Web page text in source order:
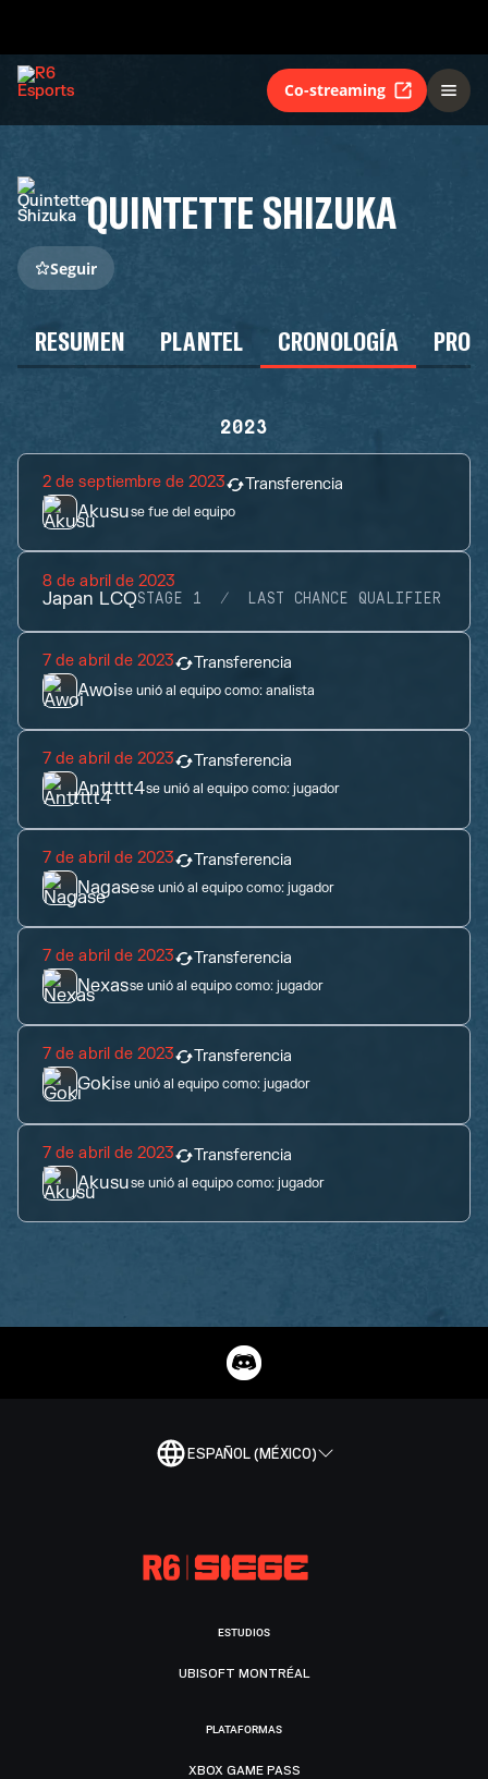
Co-streaming
QUINTETTE SHIZUKA
Seguir
RESUMEN PLANTEL CRONOLOGÍA
2023
2 de septiembre de 2023 Transferencia
Akususe fue del equipo
8 de abril de 2023
Japan LCQSTAGE 1 LAST CHANCE QUALIFIER
7 de abril de 2023 Transferencia
Awoise unió al equipo como:analista
7 de abril de 2023 Transferencia
Anttttt4se unió al equipo como:jugador
7 de abril de 2023 Transferencia
Nagasese unió al equipo como:jugador
7 de abril de 2023 Transferencia
Nexasse unió al equipo como:jugador
7 de abril de 2023 Transferencia
Gokise unió al equipo como:jugador
7 de abril de 2023 Transferencia
Akususe unió al equipo como:jugador
ESPAÑOL (MÉXICO)
ESTUDIOS
UBISOFT MONTRÉAL
PLATAFORMAS
XBOX GAME PASS